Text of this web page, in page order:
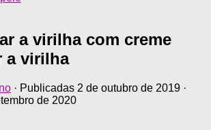
a virilha com creme
a virilha
· Publicadas 2 de outubro de 2019 ·
de 2020